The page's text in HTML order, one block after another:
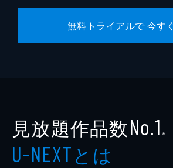
無料トライアルで 今す
見放題作品数No.1 ※
U-NEXTとは